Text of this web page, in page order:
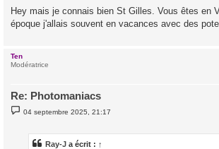
Hey mais je connais bien St Gilles. Vous êtes en
époque j'allais souvent en vacances avec des
Ten
Modératrice
Re: Photomaniacs
M04 septembre 2025, 21:17
Ray-J a écrit : ↑